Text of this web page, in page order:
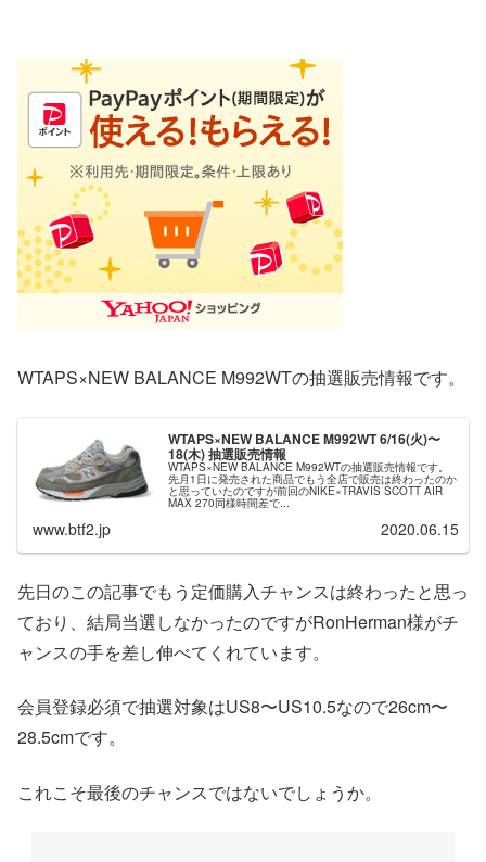
WTAPS×NEW BALANCE M992WTの抽選販売情報です。
WTAPS×NEW BALANCE M992WT 6/16(火)〜
18(木) 抽選販売情報
WTAPS×NEW BALANCE M992WTの抽選販売情報です。
先月1日に発売された商品でもう全店で販売は終わったのか
と思っていたのですが前回のNIKE×TRAVIS SCOTT AIR
MAX 270同様時間差で...
www.btf2.jp 2020.06.15
先日のこの記事でもう定価購入チャンスは終わったと思っ
ており、結局当選しなかったのですがRonHerman様がチ
ャンスの手を差し伸べてくれています。
会員登録必須で抽選対象はUS8〜US10.5なので26cm〜
28.5cmです。
これこそ最後のチャンスではないでしょうか。